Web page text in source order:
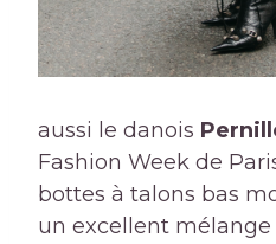
aussi le danois
Fashion Week de
bottes à talons bas
un excellent